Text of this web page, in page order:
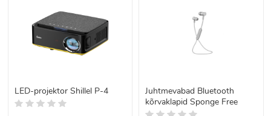
LED-projektor Shillel P-4
Juhtmevabad Bluetooth
kõrvaklapid Sponge Free